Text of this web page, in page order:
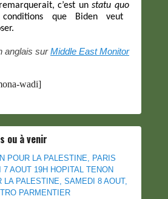
c’est unstatu quo
que Biden veut
anglais surMiddle East Monitor
wadi]
ou à venir
POUR LA PALESTINE, PARIS
7 AOUT 19H HOPITAL TENON
LA PALESTINE, SAMEDI 8 AOUT,
PARMENTIER